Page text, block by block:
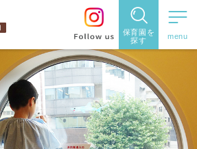
保育園を
探す
保育園を探す
住所・駅
名から探